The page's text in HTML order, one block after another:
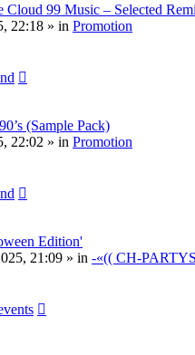
Cloud 99 Music – Selected
22:18 » in Promotion
(Sample Pack)
22:02 » in Promotion
Edition'
21:09 » in -«(( CH-